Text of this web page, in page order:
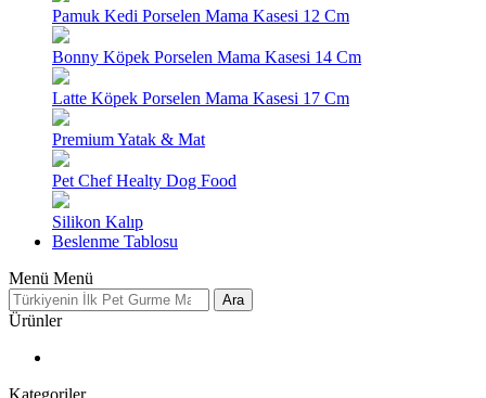
Pamuk Kedi Porselen Mama Kasesi 12 Cm
Bonny Köpek Porselen Mama Kasesi 14 Cm
Latte Köpek Porselen Mama Kasesi 17 Cm
Premium Yatak & Mat
Pet Chef Healty Dog Food
Silikon Kalıp
Beslenme Tablosu
Menü Menü
Ara
Ürünler
Kategoriler